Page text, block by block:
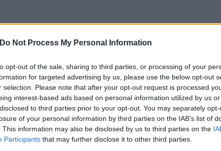
Do Not Process My Personal Information
opt-out of the sale, sharing to third parties, or processing of your
for targeted advertising by us, please use the below opt-out
selection. Please note that after your opt-out request is processed
interest-based ads based on personal information utilized by us
to third parties prior to your opt-out. You may separately
of your personal information by third parties on the IAB’s list of
This information may also be disclosed by us to third parties on the
Participants that may further disclose it to other third parties.
άνδρα βρήκε η γυναίκα του λιγα λεπτά
πίσω του δύο ανήλικα παιδιά, ένα κορίτσι